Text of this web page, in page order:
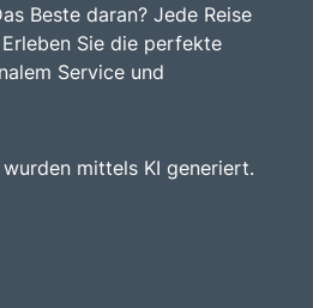
Beste daran? Jede Reise
Sie die perfekte
Service und
mittels KI generiert.